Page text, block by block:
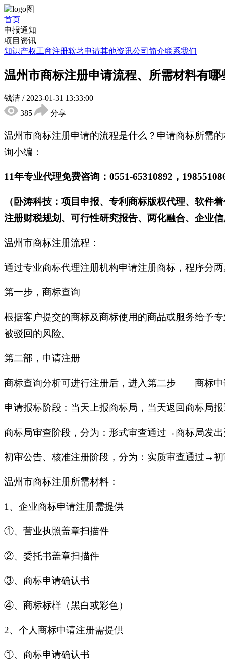
首页
申报通知
项目资讯
知识产权工商注册软著申请其他资讯公司简介联系我们
温州市商标注册申请流程、所需材料有哪
钱洁 / 2023-01-31 13:33:00
385
分享
温州市商标注册申请的流程是什么？申请商标所需
询小编：
11年专业代理免费咨询：0551-65310892，
（卧涛科技：项目申报、专利商标版权代理、软件
注册财税规划、可行性研究报告、两化融合、企业
温州市商标注册流程：
通过专业商标代理注册机构申请注册商标，程序分
第一步，商标查询
根据客户提交的商标及商标使用的商品或服务给予
被驳回的风险。
第二部，申请注册
商标查询分析可进行注册后，进入第二步——商标
申请报标阶段：当天上报商标局，当天返回商标局
商标局审查阶段，分为：形式审查通过→商标局发
初审公告、核准注册阶段，分为：实质审查通过→
温州市商标注册所需材料：
1、企业商标申请注册需提供
①、营业执照盖章扫描件
②、委托书盖章扫描件
③、商标申请确认书
④、商标标样（黑白或彩色）
2、个人商标申请注册需提供
①、商标申请确认书